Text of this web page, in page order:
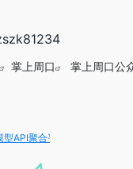
掌上周口 掌上周口公
平台